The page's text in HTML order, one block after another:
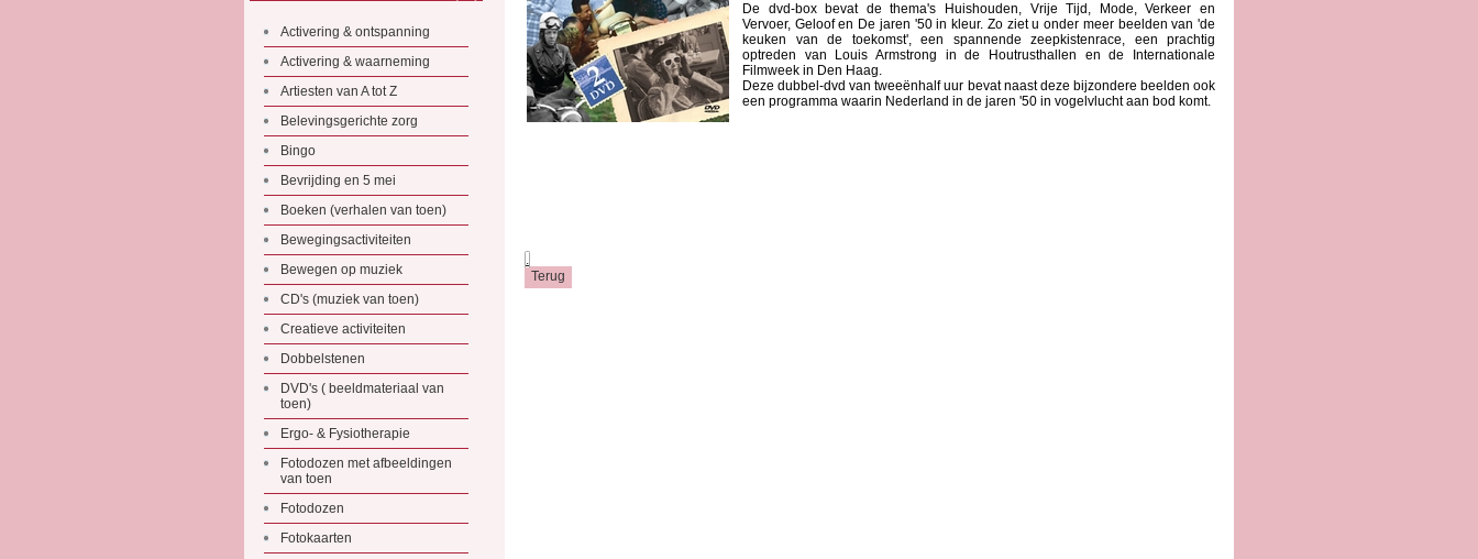
Activering & ontspanning
Activering & waarneming
Artiesten van A tot Z
Belevingsgerichte zorg
Bingo
Bevrijding en 5 mei
Boeken (verhalen van toen)
Bewegingsactiviteiten
Bewegen op muziek
CD's (muziek van toen)
Creatieve activiteiten
Dobbelstenen
DVD's ( beeldmateriaal van
toen)
Ergo- & Fysiotherapie
Fotodozen met afbeeldingen
van toen
Fotodozen
Fotokaarten
De dvd-box bevat de thema's Huishouden, Vrije Tijd, Mode, Verkeer en
Vervoer, Geloof en De jaren '50 in kleur. Zo ziet u onder meer beelden van 'de
keuken van de toekomst', een spannende zeepkistenrace, een prachtig
optreden van Louis Armstrong in de Houtrusthallen en de Internationale
Filmweek in Den Haag.
Deze dubbel-dvd van tweeënhalf uur bevat naast deze bijzondere beelden ook
een programma waarin Nederland in de jaren '50 in vogelvlucht aan bod komt.
.